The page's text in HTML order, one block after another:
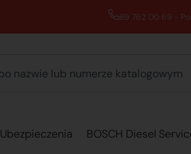
89 762 00 69 - Pomoc zakupowa
Ubezpieczenia BOSCH Diesel